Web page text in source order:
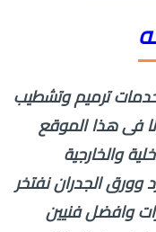
ترميم وتشطيب
فى هذا الموقع
والخارجية
وورق الجدران نفتخر
وافضل فنيين